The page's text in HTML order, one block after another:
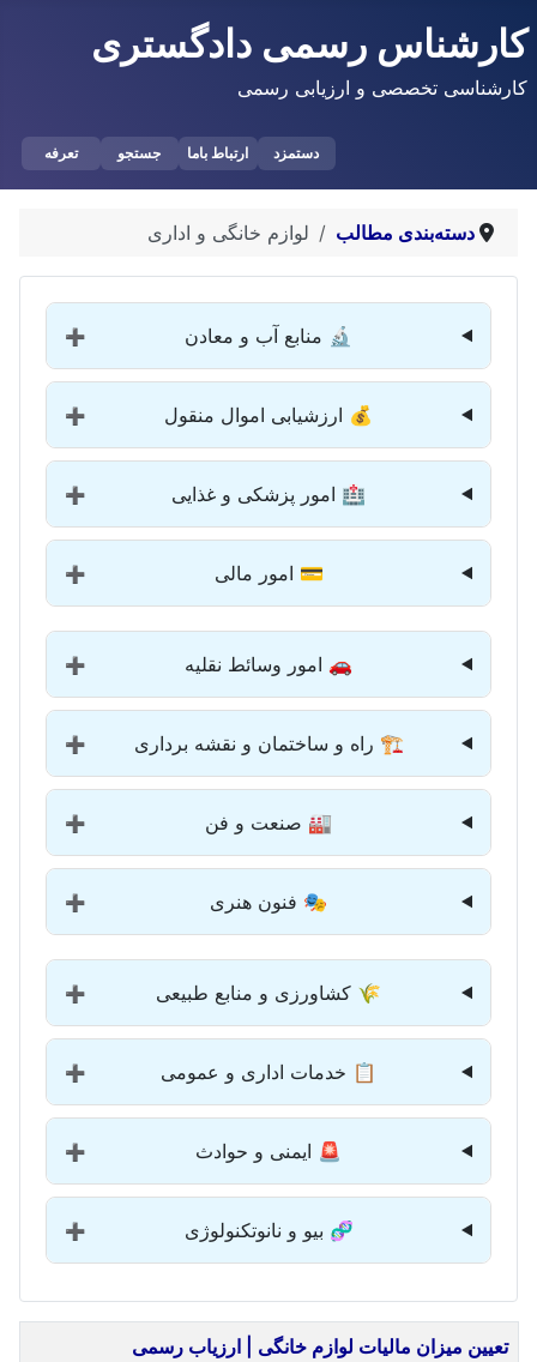
کارشناس رسمی دادگستری
کارشناسی تخصصی و ارزیابی رسمی
دستمزد ارتباط باما جستجو تعرفه
دسته‌بندی مطالب لوازم خانگی و اداری
🔬 منابع آب و معادن ➕
💰 ارزشیابی اموال منقول ➕
🏥 امور پزشکی و غذایی ➕
💳 امور مالی ➕
🚗 امور وسائط نقلیه ➕
🏗️ راه و ساختمان و نقشه برداری ➕
🏭 صنعت و فن ➕
🎭 فنون هنری ➕
🌾 کشاورزی و منابع طبیعی ➕
📋 خدمات اداری و عمومی ➕
🚨 ایمنی و حوادث ➕
🧬 بیو و نانوتکنولوژی ➕
عنوان
تعیین میزان مالیات لوازم خانگی | ارزیاب رسمی